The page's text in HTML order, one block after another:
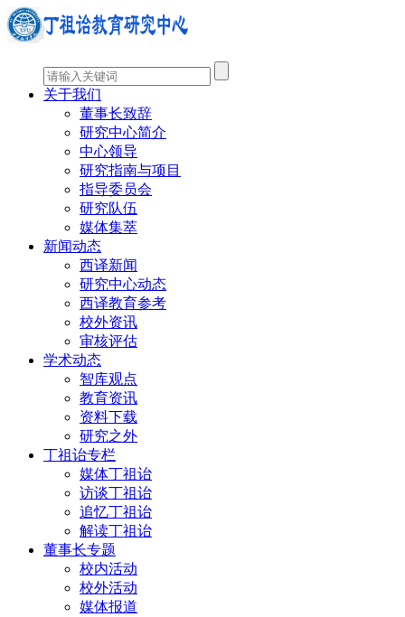
关于我们
董事长致辞
研究中心简介
中心领导
研究指南与项目
指导委员会
研究队伍
媒体集萃
新闻动态
西译新闻
研究中心动态
西译教育参考
校外资讯
审核评估
学术动态
智库观点
教育资讯
资料下载
研究之外
丁祖诒专栏
媒体丁祖诒
访谈丁祖诒
追忆丁祖诒
解读丁祖诒
董事长专题
校内活动
校外活动
媒体报道